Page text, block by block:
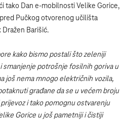
tako Dan e-mobilnosti Velike Gorice,
Pučkog otvorenog učilišta
Barišić.
kako bismo postali što zeleniji
smanjenje potrošnje fosilnih goriva u
još nema mnogo električnih vozila,
građane da se u većem broju
i tako pomognu ostvarenju
Gorice u još pametniji i čistiji